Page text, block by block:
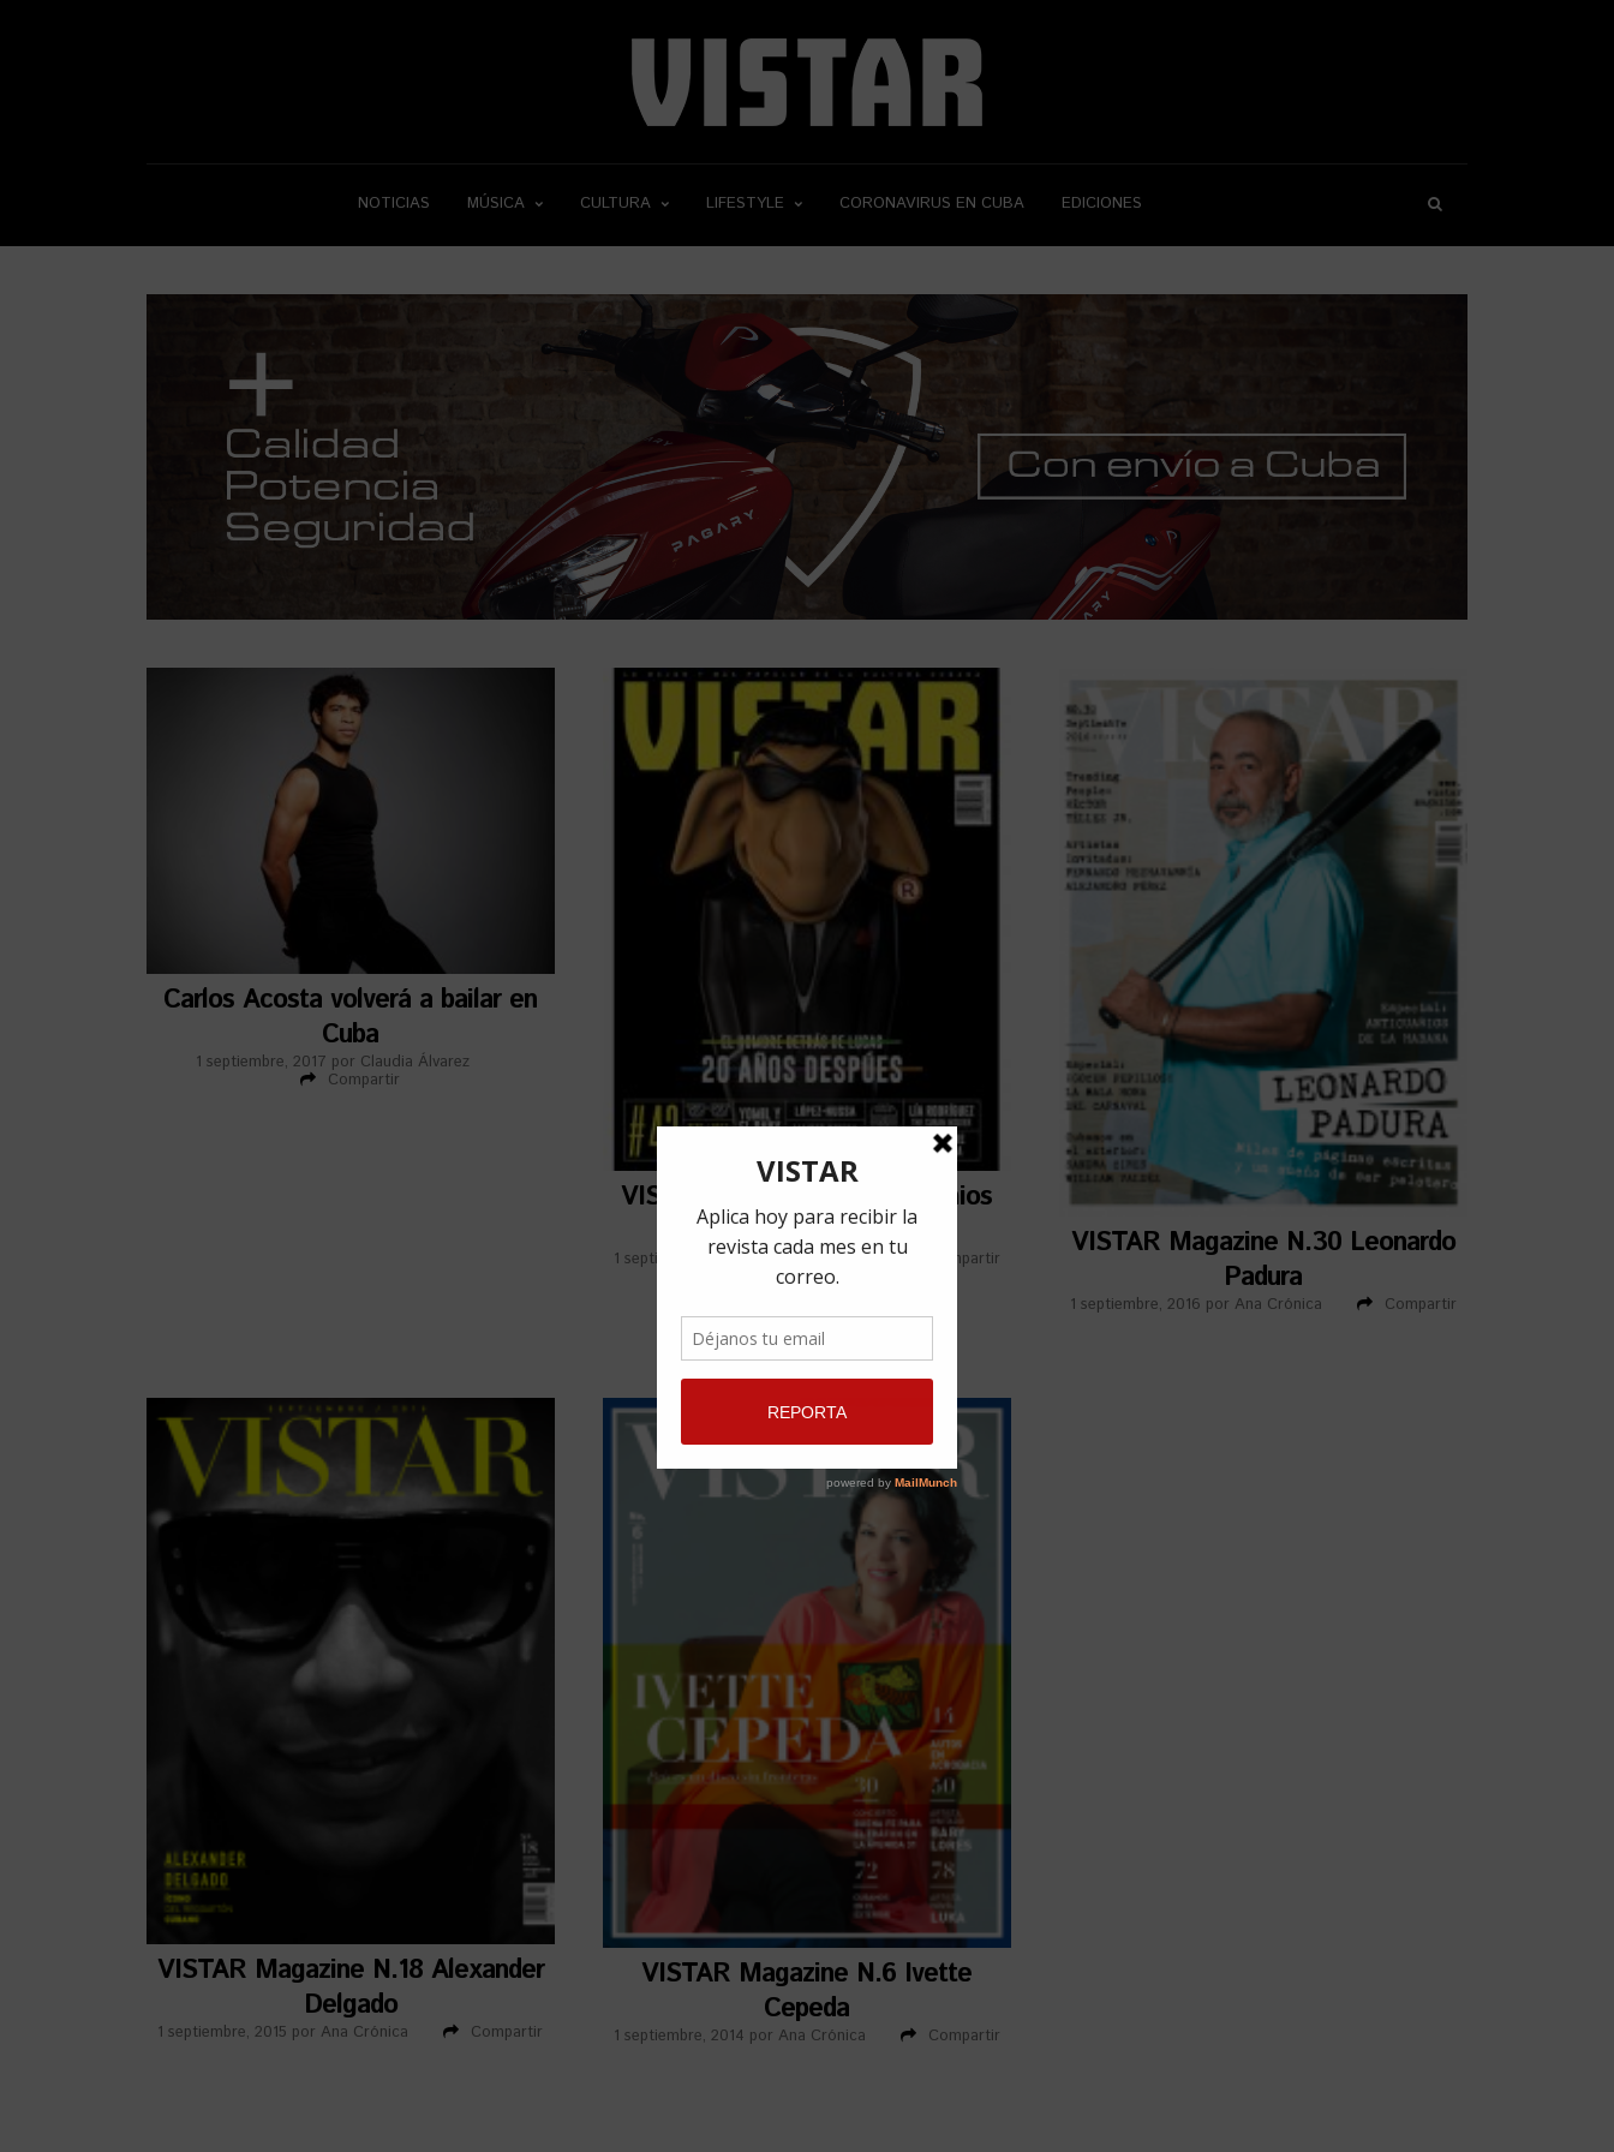
NOTICIAS MÚSICA CULTURA LIFESTYLE CORONAVIRUS EN CUBA EDICIONES
Carlos Acosta volverá a bailar en
Cuba
1 septiembre, 2017 por Claudia Álvarez
Compartir
VISTAR Magazine N.42 Premios
Lucas
1 septiembre, 2017 porAna Crónica Compartir
VISTAR Magazine N.30 Leonardo
Padura
1 septiembre, 2016 por Ana Crónica Compartir
VISTAR Magazine N.18 Alexander
Delgado
1 septiembre, 2015 por Ana Crónica Compartir
VISTAR Magazine N.6 Ivette
Cepeda
1 septiembre, 2014 por Ana Crónica Compartir